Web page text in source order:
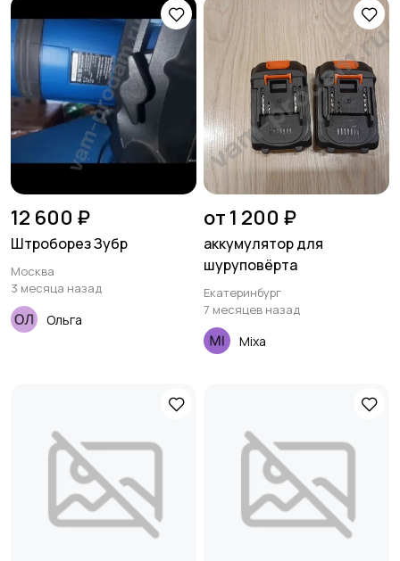
12 600 ₽
Штроборез Зубр
Москва
3 месяца назад
Ольга
от 1 200 ₽
аккумулятор для
шуруповёрта
Екатеринбург
7 месяцев назад
Mixa